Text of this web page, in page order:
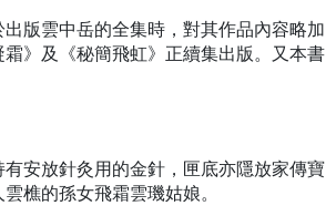
版雲中岳的全集時，對其作品內容略加
》及《秘簡飛虹》正續集出版。又本書
安放針灸用的金針，匣底亦隱放家傳寶
樵的孫女飛霜雲璣姑娘。